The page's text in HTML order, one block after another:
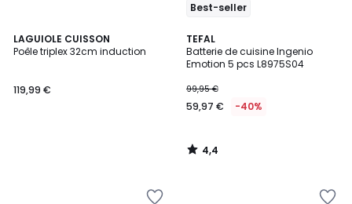
LAGUIOLE CUISSON
Poêle triplex 32cm induction
119,99 €
Best-seller
TEFAL
Batterie de cuisine Ingenio
Emotion 5 pcs L8975S04
99,95 €
59,97 € -40%
4,4
/ 5
4,4
/